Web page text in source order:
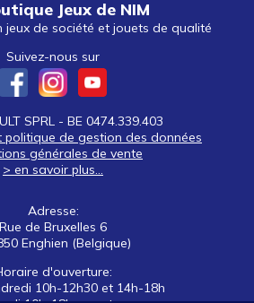
Jeux de NIM
jeux de société et jouets de qualité
Suivez-nous sur
SPRL - BE 0474.339.403
politique de gestion des données
générales de vente
> en savoir plus...
Adresse:
Rue de Bruxelles 6
Enghien (Belgique)
d'ouverture:
10h-12h30 et 14h-18h